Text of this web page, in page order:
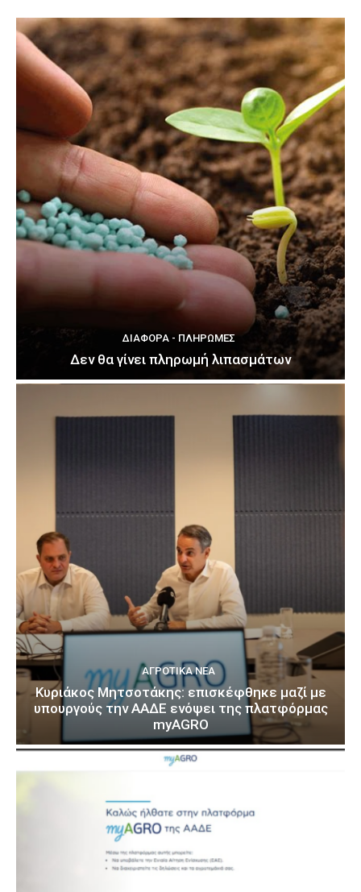
ΔΙΆΦΟΡΑ - ΠΛΗΡΩΜΈΣ
Δεν θα γίνει πληρωμή λιπασμάτων
ΑΓΡΟΤΙΚΆ ΝΈΑ
Κυριάκος Μητσοτάκης: επισκέφθηκε μαζί με
υπουργούς την ΑΑΔΕ ενόψει της πλατφόρμας
myAGRO